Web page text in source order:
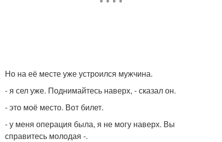
Но на её месте уже устроился мужчина.
- я сел уже. Поднимайтесь наверх, - сказал он.
- это моё место. Вот билет.
- у меня операция была, я не могу наверх. Вы
справитесь молодая -.